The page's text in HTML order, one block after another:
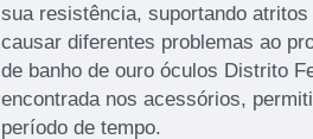
sua resistência, suportando
causar diferentes problemas ao
de banho de ouro óculos Distrito
encontrada nos acessórios,
período de tempo.